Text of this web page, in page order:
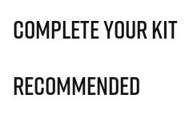
Complete Your Kit
Recommended